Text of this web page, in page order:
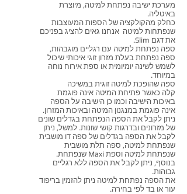
מערכת ישיבה נפתחת למיטה, מיוצרת
באיטליה.
כחלק מהקולקציה של הספות המעוצבות
שנפתחות למיטה אנחנו גאים להציג בפניכם
את דגם Slim.
ספה נפתחת למיטה עם רגליים מוגבהות,
ספה נפתחת בעלת מזרון זוגי איכותי שיכול
לשמש לשינה יומיומית או ספת אירוח נוחה
במיוחד.
ספה שהופכת למיטה זוגית במשיכה
קלה כאשר פתיחת המיטה אינה פוגמת
באיכות הישיבה וכמו כן הישיבה על הספה
אינה פוגמת במנגנון המיטה ובאיכות המזרון.
ניתן לקבל את הספה הנפתחת בגדלים שונים
של מזרונים ובדרגות קושי שונות. למשל, ניתן
לקבל את הספה בגדלים של ספה דו מושבית
שנפתחת למיטה, ספה תלת מושבית
שנפתחת למיטה וספת Maxi שנפתחת.
בנוסף, ניתן לקבל את הספה ללא רגליים
גבוהות.
את הספה נפתחת למיטה ניתן להזמין בריפוד
עור או בד לפי בחירה.